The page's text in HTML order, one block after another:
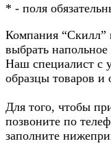
* - поля
Компания “Скилл”
выбрать
Наш специалист с
образцы товаров и
Для того, чтобы
позвоните по
заполните